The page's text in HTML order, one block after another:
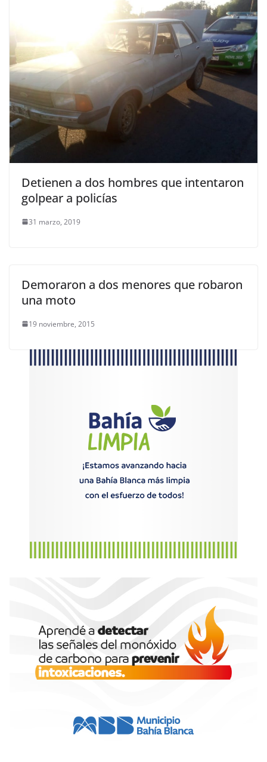
Detienen a dos hombres que intentaron
golpear a policías
31 marzo, 2019
Demoraron a dos menores que robaron
una moto
19 noviembre, 2015